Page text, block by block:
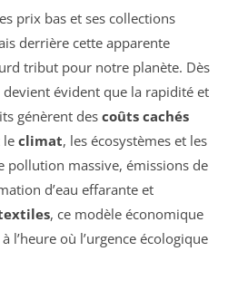
prix bas et ses collections
derrière cette apparente
tribut pour notre planète. Dès
devient évident que la rapidité et
génèrent des coûts cachés
le climat, les écosystèmes et les
pollution massive, émissions de
d’eau effarante et
, ce modèle économique
l’heure où l’urgence écologique